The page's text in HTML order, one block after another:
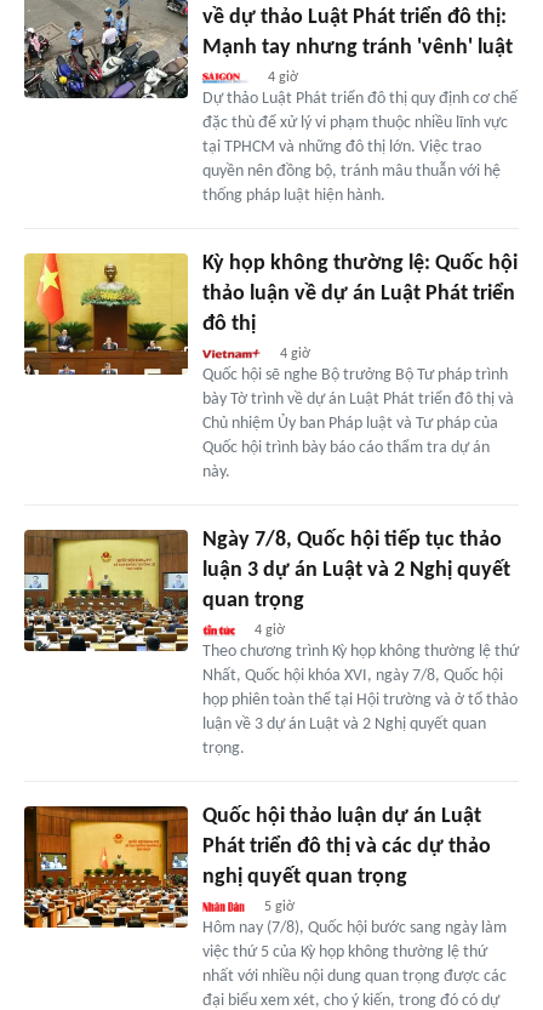
về dự thảo Luật Phát triển đô thị:
Mạnh tay nhưng tránh 'vênh' luật
4 giờ
Dự thảo Luật Phát triển đô thị quy định cơ chế
đặc thù để xử lý vi phạm thuộc nhiều lĩnh vực
tại TPHCM và những đô thị lớn. Việc trao
quyền nên đồng bộ, tránh mâu thuẫn với hệ
thống pháp luật hiện hành.
Kỳ họp không thường lệ: Quốc hội
thảo luận về dự án Luật Phát triển
đô thị
4 giờ
Quốc hội sẽ nghe Bộ trưởng Bộ Tư pháp trình
bày Tờ trình về dự án Luật Phát triển đô thị và
Chủ nhiệm Ủy ban Pháp luật và Tư pháp của
Quốc hội trình bày báo cáo thẩm tra dự án
này.
Ngày 7/8, Quốc hội tiếp tục thảo
luận 3 dự án Luật và 2 Nghị quyết
quan trọng
4 giờ
Theo chương trình Kỳ họp không thường lệ thứ
Nhất, Quốc hội khóa XVI, ngày 7/8, Quốc hội
họp phiên toàn thể tại Hội trường và ở tổ thảo
luận về 3 dự án Luật và 2 Nghị quyết quan
trọng.
Quốc hội thảo luận dự án Luật
Phát triển đô thị và các dự thảo
nghị quyết quan trọng
5 giờ
Hôm nay (7/8), Quốc hội bước sang ngày làm
việc thứ 5 của Kỳ họp không thường lệ thứ
nhất với nhiều nội dung quan trọng được các
đại biểu xem xét, cho ý kiến, trong đó có dự